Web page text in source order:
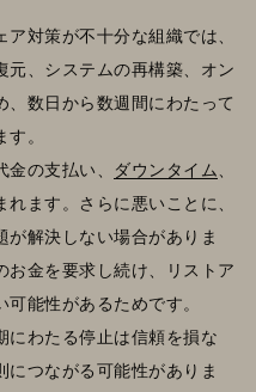
ア対策が不十分な組織では、
元、システムの再構築、オン
、数日から数週間にわたって
。
金の支払い、 ダウンタイム、
ます。さらに悪いことに、
解決しない場合がありま
お金を要求し続け、リストア
能性があるためです。
にわたる停止は信頼を損な
につながる可能性がありま